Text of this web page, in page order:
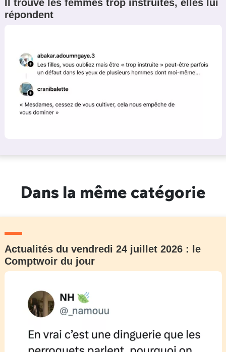
Il trouve les femmes trop instruites, elles lui
répondent
Dans la même catégorie
Actualités du vendredi 24 juillet 2026 : le
Comptwoir du jour